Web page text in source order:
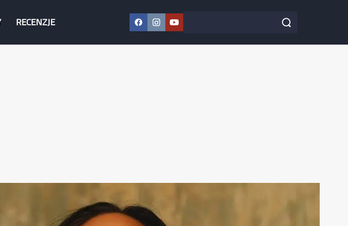
RECENZJE Facebook
Instagram
YouTube
Szukaj w serwisie Szukaj